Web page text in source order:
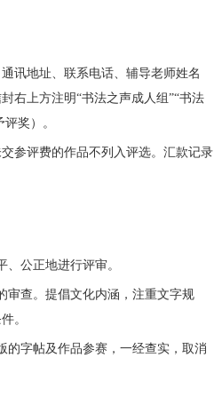
讯地址、联系电话、辅导老师姓名
右上方注明“书法之声成人组”“书法
奖）。
参评费的作品不列入评选。汇款记录
公正地进行评审。
审查。提倡文化内涵，注重文字规
。
的字帖及作品参赛，一经查实，取消